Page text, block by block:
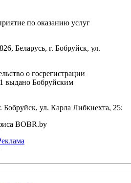
по оказанию услуг
Беларусь, г. Бобруйск, ул.
о госрегистрации
выдано Бобруйским
Бобруйск, ул. Карла Либкнехта, 25;
BOBR.by